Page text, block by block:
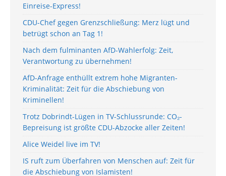
Einreise-Express!
CDU-Chef gegen Grenzschließung: Merz lügt und
betrügt schon an Tag 1!
Nach dem fulminanten AfD-Wahlerfolg: Zeit,
Verantwortung zu übernehmen!
AfD-Anfrage enthüllt extrem hohe Migranten-
Kriminalität: Zeit für die Abschiebung von
Kriminellen!
Trotz Dobrindt-Lügen in TV-Schlussrunde: CO₂-
Bepreisung ist größte CDU-Abzocke aller Zeiten!
Alice Weidel live im TV!
IS ruft zum Überfahren von Menschen auf: Zeit für
die Abschiebung von Islamisten!